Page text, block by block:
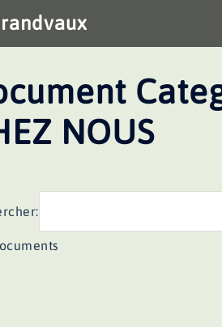
NOUS